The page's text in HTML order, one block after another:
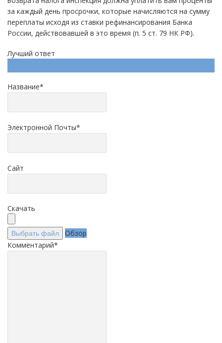
за каждый день просрочки, которые начисляются на сумму
переплаты исходя из ставки рефинансирования Банка
России, действовавшей в это время (п. 5 ст. 79 НК РФ).
Лучший ответ
Название*
Электронной Почты*
Сайт
Скачать
Выбрать файл
Обзор
Комментарий*